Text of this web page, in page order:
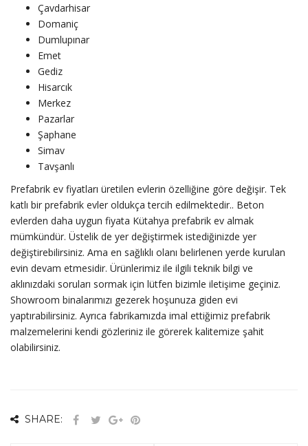
Çavdarhisar
Domaniç
Dumlupınar
Emet
Gediz
Hisarcık
Merkez
Pazarlar
Şaphane
Simav
Tavşanlı
Prefabrik ev fiyatları üretilen evlerin özelliğine göre değişir. Tek
katlı bir prefabrik evler oldukça tercih edilmektedir.. Beton
evlerden daha uygun fiyata Kütahya prefabrik ev almak
mümkündür. Üstelik de yer değiştirmek istediğinizde yer
değiştirebilirsiniz. Ama en sağlıklı olanı belirlenen yerde kurulan
evin devam etmesidir. Ürünlerimiz ile ilgili teknik bilgi ve
aklınızdaki soruları sormak için lütfen bizimle iletişime geçiniz.
Showroom binalarımızı gezerek hoşunuza giden evi
yaptırabilirsiniz. Ayrıca fabrikamızda imal ettiğimiz prefabrik
malzemelerini kendi gözleriniz ile görerek kalitemize şahit
olabilirsiniz.
SHARE: